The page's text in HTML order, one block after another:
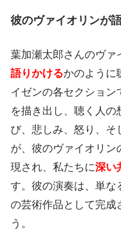
彼のヴァイオリンが
葉加瀬太郎さんのヴァ
語りかけるかのように
イゼンの各セクショ
を描き出し、聴く人
び、悲しみ、怒り、そ
が、彼のヴァイオリン
現され、私たちに深い
す。彼の演奏は、単な
の芸術作品として完成
う。